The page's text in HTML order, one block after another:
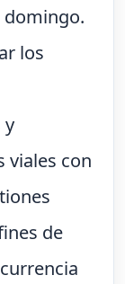
domingo.
los
y
viales con
de